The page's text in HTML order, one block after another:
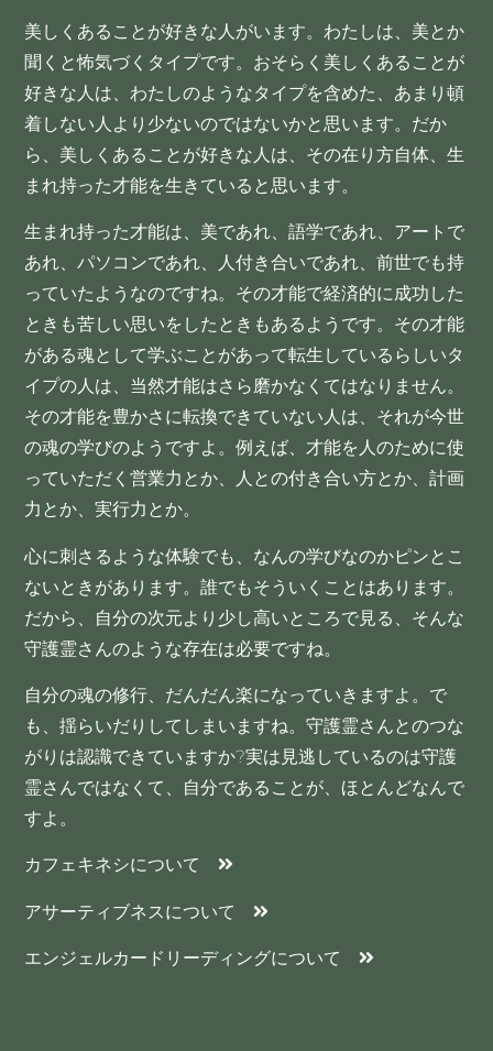
美しくあることが好きな人がいます。わたしは、美とか
聞くと怖気づくタイプです。おそらく美しくあることが
好きな人は、わたしのようなタイプを含めた、あまり頓
着しない人より少ないのではないかと思います。だか
ら、美しくあることが好きな人は、その在り方自体、生
まれ持った才能を生きていると思います。
生まれ持った才能は、美であれ、語学であれ、アートで
あれ、パソコンであれ、人付き合いであれ、前世でも持
っていたようなのですね。その才能で経済的に成功した
ときも苦しい思いをしたときもあるようです。その才能
がある魂として学ぶことがあって転生しているらしいタ
イプの人は、当然才能はさら磨かなくてはなりません。
その才能を豊かさに転換できていない人は、それが今世
の魂の学びのようですよ。例えば、才能を人のために使
っていただく営業力とか、人との付き合い方とか、計画
力とか、実行力とか。
心に刺さるような体験でも、なんの学びなのかピンとこ
ないときがあります。誰でもそういくことはあります。
だから、自分の次元より少し高いところで見る、そんな
守護霊さんのような存在は必要ですね。
自分の魂の修行、だんだん楽になっていきますよ。で
も、揺らいだりしてしまいますね。守護霊さんとのつな
がりは認識できていますか?実は見逃しているのは守護
霊さんではなくて、自分であることが、ほとんどなんで
すよ。
カフェキネシについて
アサーティブネスについて
エンジェルカードリーディングについて